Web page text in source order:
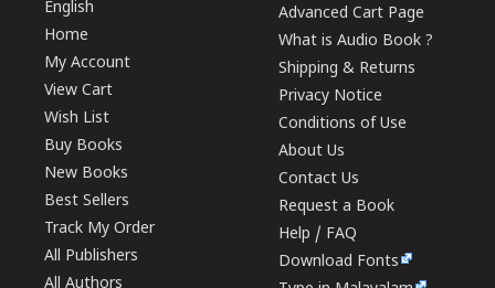
English
Home
My Account
View Cart
Wish List
Buy Books
New Books
Best Sellers
Track My Order
All Publishers
All Authors
Advanced Cart Page
What is Audio Book ?
Shipping & Returns
Privacy Notice
Conditions of Use
About Us
Contact Us
Request a Book
Help / FAQ
Download Fonts